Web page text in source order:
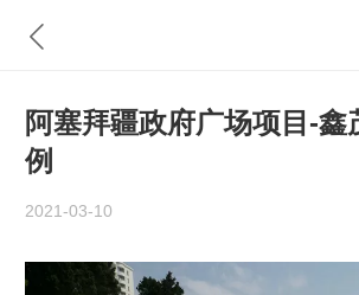
阿塞拜疆政府广场项目-鑫
例
2021-03-10